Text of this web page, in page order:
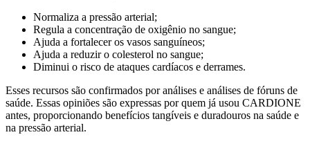
Normaliza a pressão arterial;
Regula a concentração de oxigênio no sangue;
Ajuda a fortalecer os vasos sanguíneos;
Ajuda a reduzir o colesterol no sangue;
Diminui o risco de ataques cardíacos e derrames.
Esses recursos são confirmados por análises e análises de fóruns de
saúde. Essas opiniões são expressas por quem já usou CARDIONE
antes, proporcionando benefícios tangíveis e duradouros na saúde e
na pressão arterial.